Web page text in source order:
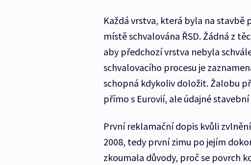
Každá vrstva, která byla na
místě schvalována ŘSD. Žádná z
aby předchozí vrstva nebyla
schvalovacího procesu je
schopná kdykoliv doložit. Žalobu
přímo s Eurovií, ale údajné
První reklamační dopis kvůli
2008, tedy první zimu po jejím
zkoumala důvody, proč se povrch